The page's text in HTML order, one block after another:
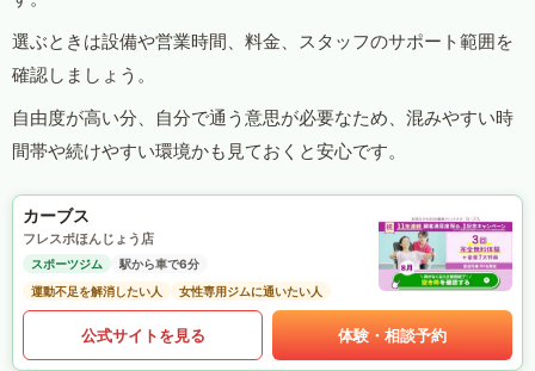
選ぶときは設備や営業時間、料金、スタッフのサポート範囲を
確認しましょう。
自由度が高い分、自分で通う意思が必要なため、混みやすい時
間帯や続けやすい環境かも見ておくと安心です。
カーブス
フレスポほんじょう店
スポーツジム
駅から車で6分
運動不足を解消したい人
女性専用ジムに通いたい人
公式サイトを見る 体験・相談予約